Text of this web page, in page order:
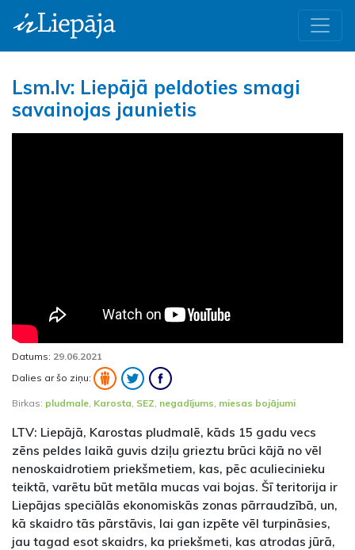
Lsm.lv: Liepājā peldoties smagi
savainojas jaunietis
Datums: 29.06.2021
Dalies ar šo ziņu:
Birkas: pludmale Karosta SEZ negadījums miesas bojājumi
LTV: Liepājā, Karostas pludmalē, kāds 15 gadu vecs
zēns peldes laikā guvis dziļu grieztu brūci kājā no vēl
nenoskaidrotiem priekšmetiem, kas, pēc aculiecinieku
teiktā, varētu būt metāla mucas vai bojas. Šī teritorija ir
Liepājas speciālās ekonomiskās zonas pārraudzībā, un,
kā skaidro tās pārstāvis, lai gan izpēte vēl turpināsies,
jau tagad esot skaidrs, ka priekšmeti, kas atrodas jūrā,